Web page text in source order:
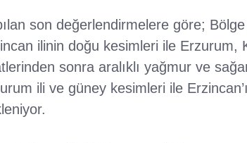
son değerlendirmelere göre;
ilinin doğu kesimleri ile Erzurum,
sonra aralıklı yağmur ve
ili ve güney kesimleri ile